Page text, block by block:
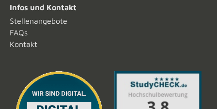
Infos und Kontakt
Stellenangebote
FAQs
Kontakt